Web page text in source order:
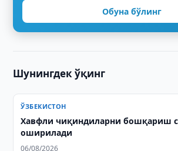
Обуна бўлинг
Шунингдек ўқинг
ЎЗБЕКИСТОН
Хавфли чиқиндиларни бошқариш
оширилади
06/08/2026